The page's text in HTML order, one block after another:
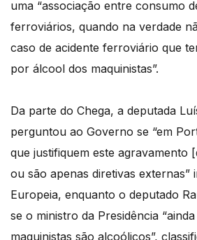
uma “associação entre consumo
ferroviários, quando na verdade
caso de acidente ferroviário que
por álcool dos maquinistas”.
Da parte do Chega, a deputada
perguntou ao Governo se “em
que justifiquem este agravamento
ou são apenas diretivas externas”
Europeia, enquanto o deputado
se o ministro da Presidência
maquinistas são alcoólicos”,